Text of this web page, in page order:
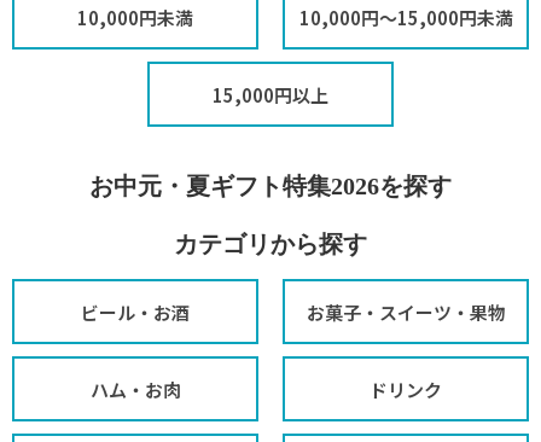
10,000円未満 10,000円～15,000円未満
15,000円以上
お中元・夏ギフト特集2026を探す
カテゴリから探す
ビール・お酒 お菓子・スイーツ・果物
ハム・お肉 ドリンク